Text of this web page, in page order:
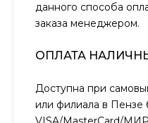
данного способа
заказа менеджером.
ОПЛАТА
Доступна при
или филиала в Пензе